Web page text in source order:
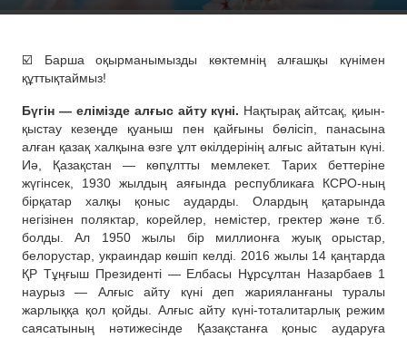
☑️ Барша оқырманымызды көктемнің алғашқы күнімен
құттықтаймыз!
Бүгін — елімізде алғыс айту күні. Нақтырақ айтсақ, қиын-
қыстау кезеңде қуаныш пен қайғыны бөлісіп, панасына
алған қазақ халқына өзге ұлт өкілдерінің алғыс айтатын күні.
Иә, Қазақстан — көпұлтты мемлекет. Тарих беттеріне
жүгінсек, 1930 жылдың аяғында республикаға КСРО-ның
бірқатар халқы қоныс аударды. Олардың қатарында
негізінен поляктар, корейлер, немістер, гректер және т.б.
болды. Ал 1950 жылы бір миллионға жуық орыстар,
белорустар, украиндар көшіп келді. 2016 жылы 14 қаңтарда
ҚР Тұңғыш Президенті — Елбасы Нұрсұлтан Назарбаев 1
наурыз — Алғыс айту күні деп жарияланғаны туралы
жарлыққа қол қойды. Алғыс айту күні-тоталитарлық режим
саясатының нәтижесінде Қазақстанға қоныс аударуға